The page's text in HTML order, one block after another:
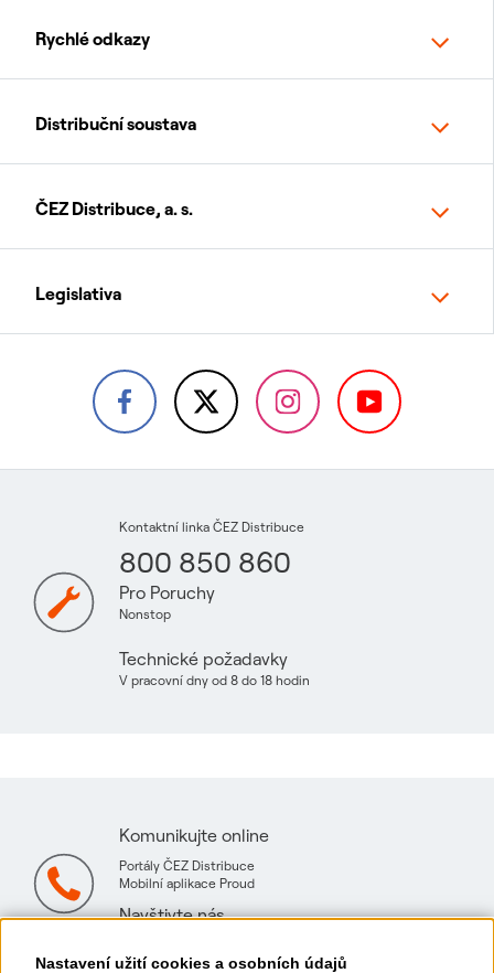
Nastavení užití cookies a osobních údajů
Rychlé odkazy
Distribuční soustava
ČEZ Distribuce, a. s.
Legislativa
Kontaktní linka ČEZ Distribuce
800 850 860
Pro Poruchy
Nonstop
Technické požadavky
V pracovní dny od 8 do 18 hodin
Komunikujte online
Portály ČEZ Distribuce
Mobilní aplikace Proud
Navštivte nás